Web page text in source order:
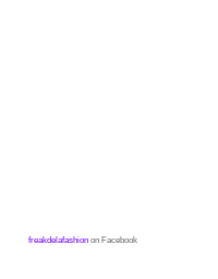
freakdelafashion on Facebook